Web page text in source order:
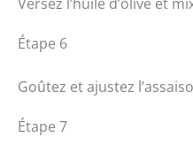
Étape 6
Goûtez et ajustez
Étape 7